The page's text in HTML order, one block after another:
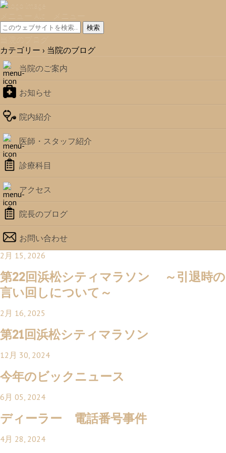
当院のブログ
カテゴリー › 当院のブログ
当院のご案内
お知らせ
院内紹介
医師・スタッフ紹介
診療科目
アクセス
院長のブログ
お問い合わせ
2月 15, 2026
第22回浜松シティマラソン ～引退時の
言い回しについて～
2月 16, 2025
第21回浜松シティマラソン
12月 30, 2024
今年のビックニュース
6月 05, 2024
ディーラー 電話番号事件
4月 28, 2024